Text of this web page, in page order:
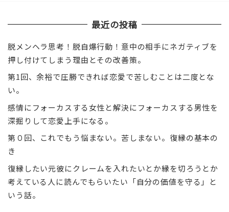
最近の投稿
脱メンヘラ思考！脱自爆行動！意中の相手にネガティブを
押し付けてしまう理由とその改善策。
第1回、余裕で圧勝できれば恋愛で苦しむことは二度とな
い。
感情にフォーカスする女性と解決にフォーカスする男性を
深掘りして恋愛上手になる。
第０回、これでもう悩まない。苦しまない。復縁の基本の
き
復縁したい元彼にクレームを入れたいとか縁を切ろうとか
考えている人に読んでもらいたい「自分の価値を守る」と
いう話。